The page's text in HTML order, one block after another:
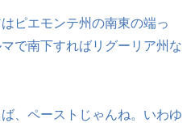
ピエモンテ州の南東の端っ
で南下すればリグーリア州な
、ペーストじゃんね。いわゆ